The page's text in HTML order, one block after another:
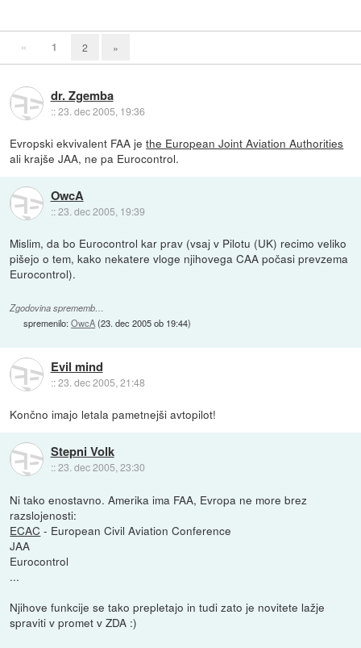
« 1 2 »
dr. Zgemba
::23. dec 2005, 19:36
Evropski ekvivalent FAA jethe European Joint Aviation Authorities
ali krajše JAA, ne pa Eurocontrol.
OwcA
::23. dec 2005, 19:39
Mislim, da bo Eurocontrol kar prav (vsaj v Pilotu (UK) recimo veliko
pišejo o tem, kako nekatere vloge njihovega CAA počasi prevzema
Eurocontrol).
Zgodovina sprememb…
spremenilo:OwcA(23. dec 2005 ob 19:44)
Evil mind
::23. dec 2005, 21:48
Končno imajo letala pametnejši avtopilot!
Stepni Volk
::23. dec 2005, 23:30
Ni tako enostavno. Amerika ima FAA, Evropa ne more brez
razslojenosti:
ECAC - European Civil Aviation Conference
JAA
Eurocontrol
...
Njihove funkcije se tako prepletajo in tudi zato je novitete lažje
spraviti v promet v ZDA :)